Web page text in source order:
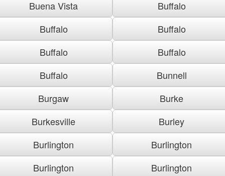
Buena Vista
Buffalo
Buffalo
Buffalo
Buffalo
Buffalo
Buffalo
Bunnell
Burgaw
Burke
Burkesville
Burley
Burlington
Burlington
Burlington
Burlington